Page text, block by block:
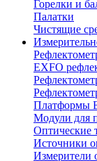
Горелки и
Палатки
Чистящие
EXFO
Платформы
Модули для
Оптические
Источники
Измерители